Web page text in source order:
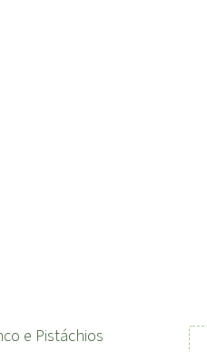
e Pistáchios